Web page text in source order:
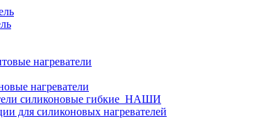
нагреватели
нагреватели
силиконовые гибкие_НАШИ
для силиконовых нагревателей